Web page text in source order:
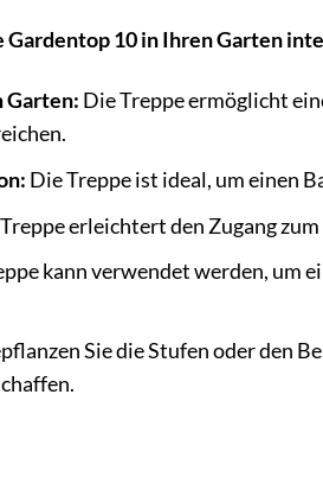
10 in Ihren Garten
Garten: Die Treppe ermöglicht
Die Treppe ist ideal, um einen
erleichtert den Zugang
kann verwendet werden, um
Sie die Stufen oder den